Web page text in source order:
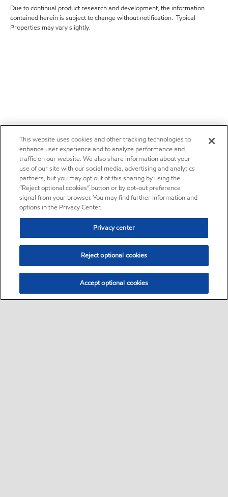
Due to continual product research and development, the information
contained herein is subject to change without notification. Typical
Properties may vary slightly.
This website uses cookies and other tracking technologies to
enhance user experience and to analyze performance and
traffic on our website. We also share information about your
use of our site with our social media, advertising and analytics
partners, but you may opt out of this sharing by using the
“Reject optional cookies” button or by opt-out preference
signal from your browser. You may find further information and
options in the Privacy Center.
Privacy center
Reject optional cookies
Accept optional cookies